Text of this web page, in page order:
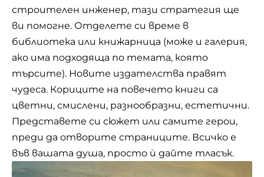
строителен инженер, тази стратегия ще
ви помогне. Отделете си време в
библиотека или книжарница (може и галерия,
ако има подходяща по темата, която
търсите). Новите издателства правят
чудеса. Кориците на повечето книги са
цветни, смислени, разнообразни, естетични.
Представете си сюжет или самите герои,
преди да отворите страниците. Всичко е
във вашата душа, просто ѝ дайте тласък.